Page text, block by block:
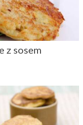
z sosem